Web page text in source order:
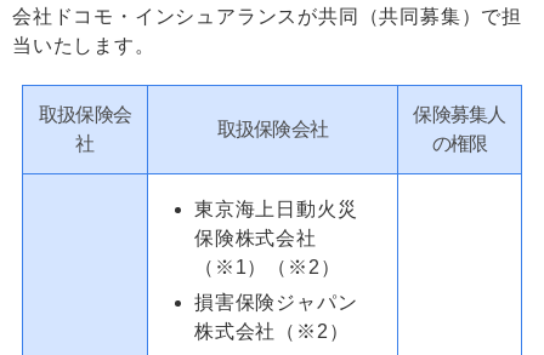
会社ドコモ・インシュアランスが共同（共同募集）で担
当いたします。
取扱保険会
社
取扱保険会社
保険募集人
の権限
東京海上日動火災
保険株式会社
（※1）（※2）
損害保険ジャパン
株式会社（※2）